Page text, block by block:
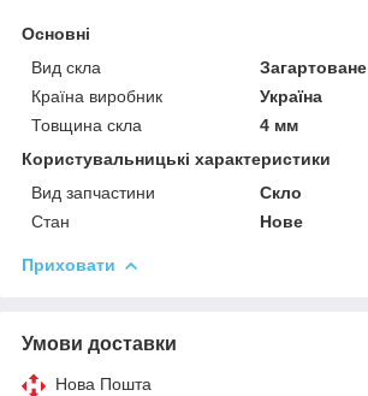
Основні
Вид скла
Загартоване
Країна виробник
Україна
Товщина скла
4 мм
Користувальницькі характеристики
Вид запчастини
Скло
Стан
Нове
Приховати
Умови доставки
Нова Пошта